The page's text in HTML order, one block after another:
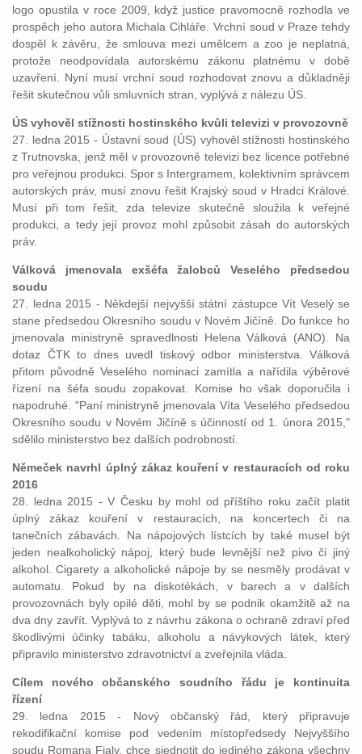
logo opustila v roce 2009, když justice pravomocně rozhodla ve
prospěch jeho autora Michala Cihláře. Vrchní soud v Praze tehdy
dospěl k závěru, že smlouva mezi umělcem a zoo je neplatná,
protože neodpovídala autorskému zákonu platnému v době
uzavření. Nyní musí vrchní soud rozhodovat znovu a důkladněji
řešit skutečnou vůli smluvních stran, vyplývá z nálezu ÚS.
ÚS vyhověl stížnosti hostinského kvůli televizi v provozovně
27. ledna 2015 - Ústavní soud (ÚS) vyhověl stížnosti hostinského
z Trutnovska, jenž měl v provozovně televizi bez licence potřebné
pro veřejnou produkci. Spor s Intergramem, kolektivním správcem
autorských práv, musí znovu řešit Krajský soud v Hradci Králové.
Musí při tom řešit, zda televize skutečně sloužila k veřejné
produkci, a tedy její provoz mohl způsobit zásah do autorských
práv.
Válková jmenovala exšéfa žalobců Veselého předsedou
soudu
27. ledna 2015 - Někdejší nejvyšší státní zástupce Vít Veselý se
stane předsedou Okresního soudu v Novém Jičíně. Do funkce ho
jmenovala ministryně spravedlnosti Helena Válková (ANO). Na
dotaz ČTK to dnes uvedl tiskový odbor ministerstva. Válková
přitom původně Veselého nominaci zamítla a nařídila výběrové
řízení na šéfa soudu zopakovat. Komise ho však doporučila i
napodruhé. "Paní ministryně jmenovala Víta Veselého předsedou
Okresního soudu v Novém Jičíně s účinností od 1. února 2015,"
sdělilo ministerstvo bez dalších podrobností.
Němeček navrhl úplný zákaz kouření v restauracích od roku
2016
28. ledna 2015 - V Česku by mohl od příštího roku začít platit
úplný zákaz kouření v restauracích, na koncertech či na
tanečních zábavách. Na nápojových lístcích by také musel být
jeden nealkoholický nápoj, který bude levnější než pivo či jiný
alkohol. Cigarety a alkoholické nápoje by se nesměly prodávat v
automatu. Pokud by na diskotékách, v barech a v dalších
provozovnách byly opilé děti, mohl by se podnik okamžitě až na
dva dny zavřít. Vyplývá to z návrhu zákona o ochraně zdraví před
škodlivými účinky tabáku, alkoholu a návykových látek, který
připravilo ministerstvo zdravotnictví a zveřejnila vláda.
Cílem nového občanského soudního řádu je kontinuita
řízení
29. ledna 2015 - Nový občanský řád, který připravuje
rekodifikační komise pod vedením místopředsedy Nejvyššího
soudu Romana Fialy, chce sjednotit do jediného zákona všechny